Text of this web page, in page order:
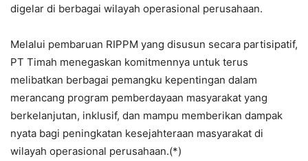
digelar di berbagai wilayah operasional perusahaan.
Melalui pembaruan RIPPM yang disusun secara partisipatif,
PT Timah menegaskan komitmennya untuk terus
melibatkan berbagai pemangku kepentingan dalam
merancang program pemberdayaan masyarakat yang
berkelanjutan, inklusif, dan mampu memberikan dampak
nyata bagi peningkatan kesejahteraan masyarakat di
wilayah operasional perusahaan.(*)